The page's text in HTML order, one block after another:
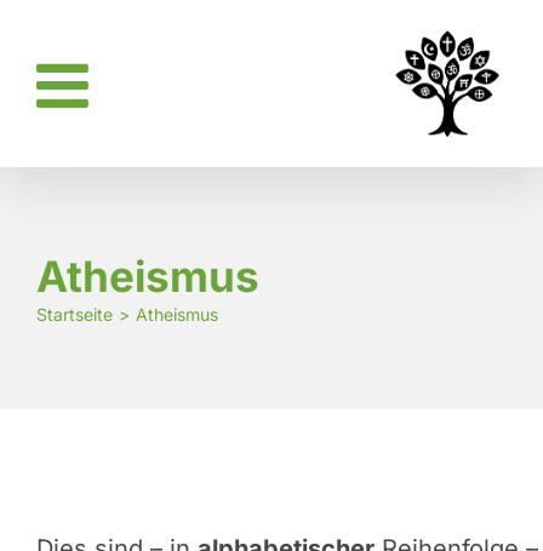
springen
Atheismus
Startseite Atheismus